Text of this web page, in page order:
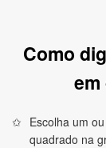
Como
Escolha um
quadrado na